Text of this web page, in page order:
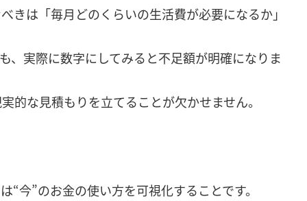
きは「毎月どのくらいの生活費が必要になるか」
、実際に数字にしてみると不足額が明確になりま
的な見積もりを立てることが欠かせません。
今”のお金の使い方を可視化することです。